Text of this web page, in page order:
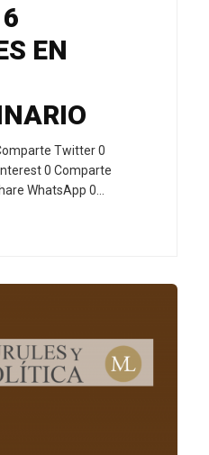
EN
Twitter 0
0 Comparte
WhatsApp 0…